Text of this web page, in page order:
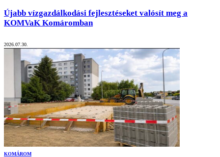
Újabb vízgazdálkodási fejlesztéseket valósít meg a
KOMVaK Komáromban
2026.07.30.
KOMÁROM